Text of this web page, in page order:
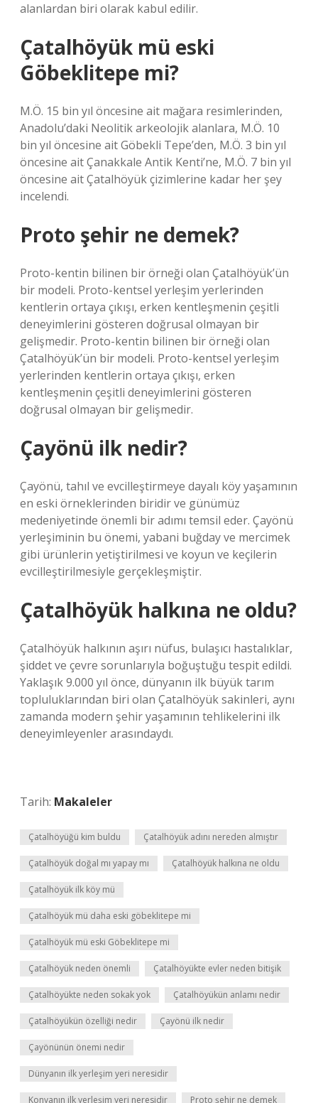
alanlardan biri olarak kabul edilir.
Çatalhöyük mü eski
Göbeklitepe mi?
M.Ö. 15 bin yıl öncesine ait mağara resimlerinden,
Anadolu’daki Neolitik arkeolojik alanlara, M.Ö. 10
bin yıl öncesine ait Göbekli Tepe’den, M.Ö. 3 bin yıl
öncesine ait Çanakkale Antik Kenti’ne, M.Ö. 7 bin yıl
öncesine ait Çatalhöyük çizimlerine kadar her şey
incelendi.
Proto şehir ne demek?
Proto-kentin bilinen bir örneği olan Çatalhöyük’ün
bir modeli. Proto-kentsel yerleşim yerlerinden
kentlerin ortaya çıkışı, erken kentleşmenin çeşitli
deneyimlerini gösteren doğrusal olmayan bir
gelişmedir. Proto-kentin bilinen bir örneği olan
Çatalhöyük’ün bir modeli. Proto-kentsel yerleşim
yerlerinden kentlerin ortaya çıkışı, erken
kentleşmenin çeşitli deneyimlerini gösteren
doğrusal olmayan bir gelişmedir.
Çayönü ilk nedir?
Çayönü, tahıl ve evcilleştirmeye dayalı köy yaşamının
en eski örneklerinden biridir ve günümüz
medeniyetinde önemli bir adımı temsil eder. Çayönü
yerleşiminin bu önemi, yabani buğday ve mercimek
gibi ürünlerin yetiştirilmesi ve koyun ve keçilerin
evcilleştirilmesiyle gerçekleşmiştir.
Çatalhöyük halkına ne oldu?
Çatalhöyük halkının aşırı nüfus, bulaşıcı hastalıklar,
şiddet ve çevre sorunlarıyla boğuştuğu tespit edildi.
Yaklaşık 9.000 yıl önce, dünyanın ilk büyük tarım
topluluklarından biri olan Çatalhöyük sakinleri, aynı
zamanda modern şehir yaşamının tehlikelerini ilk
deneyimleyenler arasındaydı.
Tarih: Makaleler
Çatalhöyüğü kim buldu Çatalhöyük adını nereden almıştır
Çatalhöyük doğal mı yapay mı Çatalhöyük halkına ne oldu
Çatalhöyük ilk köy mü
Çatalhöyük mü daha eski göbeklitepe mi
Çatalhöyük mü eski Göbeklitepe mi
Çatalhöyük neden önemli Çatalhöyükte evler neden bitişik
Çatalhöyükte neden sokak yok Çatalhöyükün anlamı nedir
Çatalhöyükün özelliği nedir Çayönü ilk nedir
Çayönünün önemi nedir
Dünyanın ilk yerleşim yeri neresidir
Konyanın ilk yerleşim yeri neresidir Proto şehir ne demek